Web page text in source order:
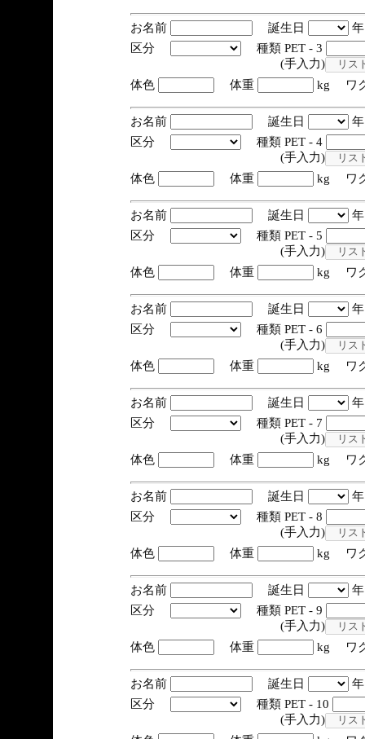
お名前 誕生日
区分
種類 PET - 3
(手入力)
体色
体重 kg ワ
お名前 誕生日
区分
種類 PET - 4
(手入力)
体色
体重 kg ワ
お名前 誕生日
区分
種類 PET - 5
(手入力)
体色
体重 kg ワ
お名前 誕生日
区分
種類 PET - 6
(手入力)
体色
体重 kg ワ
お名前 誕生日
区分
種類 PET - 7
(手入力)
体色
体重 kg ワ
お名前 誕生日
区分
種類 PET - 8
(手入力)
体色
体重 kg ワ
お名前 誕生日
区分
種類 PET - 9
(手入力)
体色
体重 kg ワ
お名前 誕生日
区分
種類 PET - 10
(手入力)